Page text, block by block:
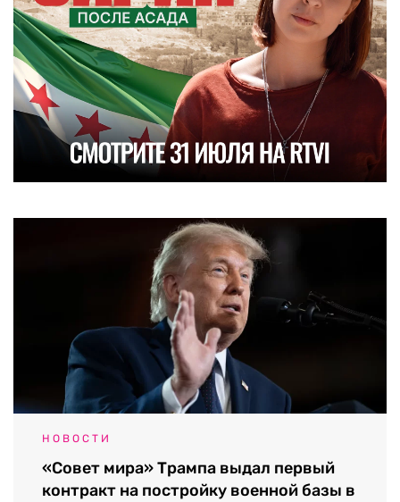
НОВОСТИ
«Совет мира» Трампа выдал первый
контракт на постройку военной базы в